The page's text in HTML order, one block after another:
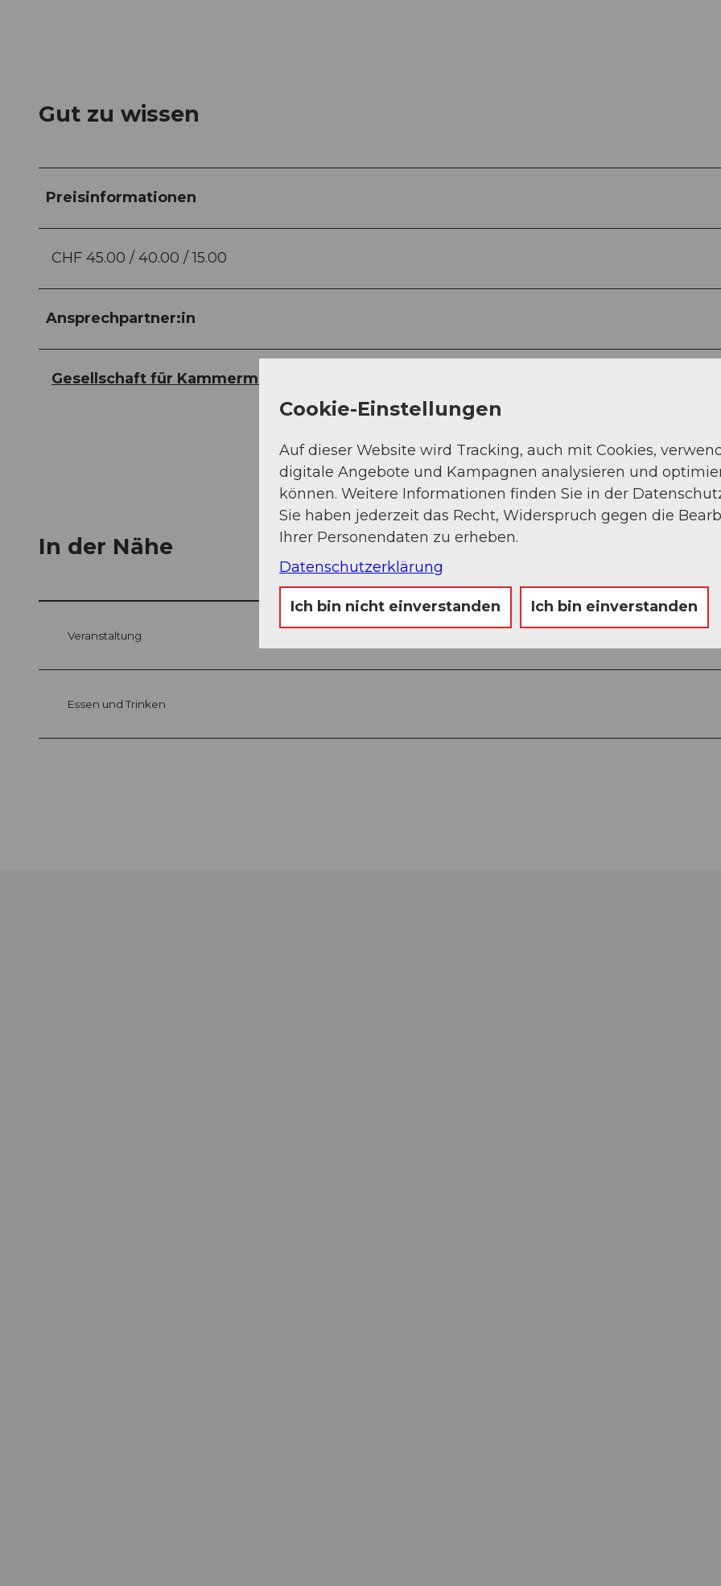
Gut zu wissen
Preisinformationen
CHF 45.00 / 40.00 / 15.00
Ansprechpartner:in
Gesellschaft für Kammermusik
In der Nähe
Veranstaltung
Essen und Trinken
Cookie-Einstellungen
Auf dieser Website wird Tracking, auch mit Cookies,
digitale Angebote und Kampagnen analysieren und
können. Weitere Informationen finden Sie in der
Sie haben jederzeit das Recht, Widerspruch gegen die
Ihrer Personendaten zu erheben.
Datenschutzerklärung
Ich bin nicht einverstanden Ich bin einverstanden